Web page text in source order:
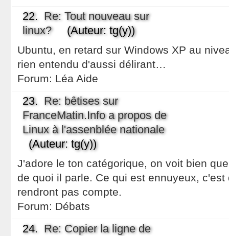
22. Re: Tout nouveau sur
linux?(Auteur: tg(y))
Ubuntu, en retard sur Windows XP au
rien entendu d'aussi délirant…
Forum: Léa Aide
23. Re: bêtises sur
FranceMatin.Info a propos de
Linux à l'assenblée nationale
(Auteur: tg(y))
J'adore le ton catégorique, on voit bien
de quoi il parle. Ce qui est ennuyeux,
rendront pas compte.
Forum: Débats
24. Re: Copier la ligne de